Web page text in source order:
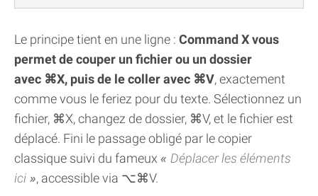
Le principe tient en une ligne : Command X vous
permet de couper un fichier ou un dossier
avec ⌘X, puis de le coller avec ⌘V, exactement
comme vous le feriez pour du texte. Sélectionnez un
fichier, ⌘X, changez de dossier, ⌘V, et le fichier est
déplacé. Fini le passage obligé par le copier
classique suivi du fameux
Déplacer les éléments
ici
, accessible via ⌥⌘V.